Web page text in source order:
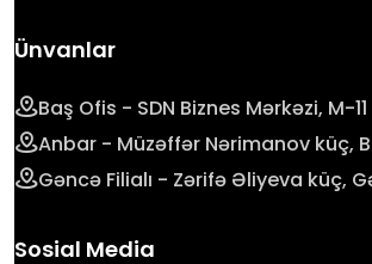
Ünvanlar
Baş Ofis - SDN Biznes Mərkəzi, M-11
Anbar - Müzəffər Nərimanov küç,
Gəncə Filialı - Zərifə Əliyeva küç,
Sosial Media